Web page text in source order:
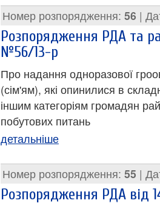
Номер розпорядження: 56 |
Розпорядження РДА та
№56/13-р
Про надання одноразової
(сім'ям), які опинилися в
іншим категоріям громадян
побутових питань
детальніше
Номер розпорядження: 55 |
Розпорядження РДА від